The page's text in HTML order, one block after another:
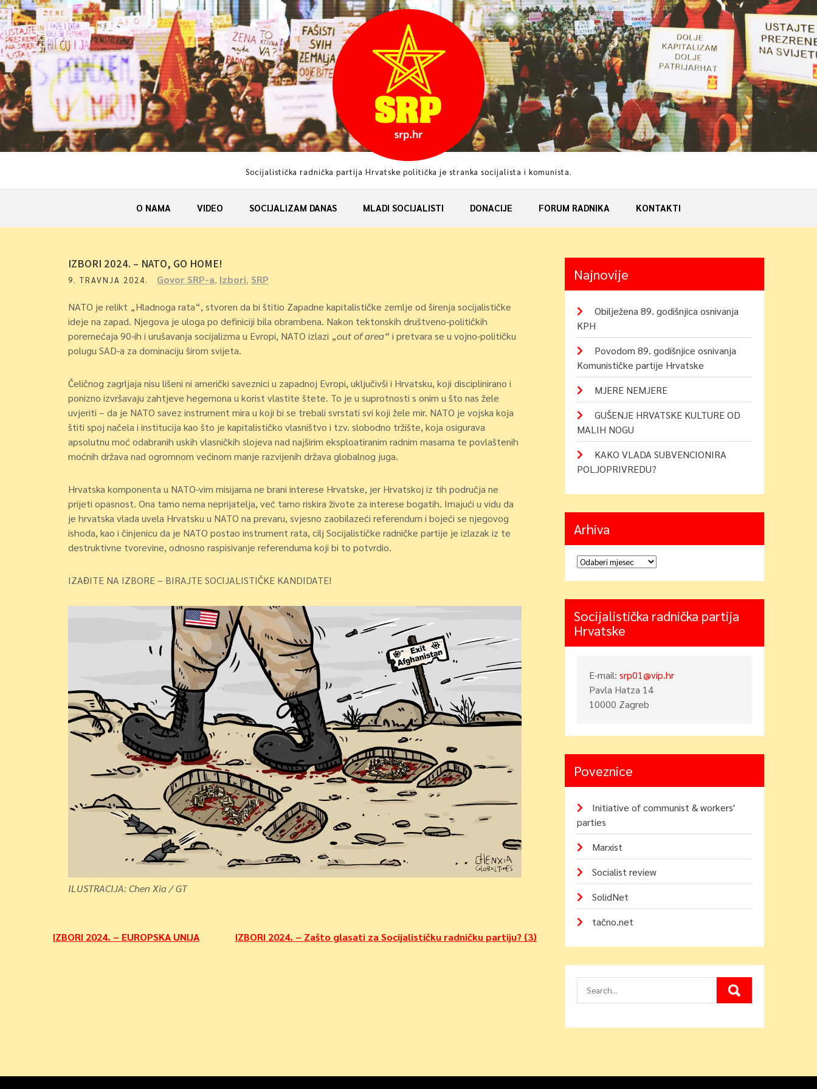
Skip
to
content
Socijalistička radnička partija Hrvatske politička je stranka socijalista i komunista.
O NAMA VIDEO SOCIJALIZAM DANAS MLADI SOCIJALISTI DONACIJE FORUM RADNIKA KONTAKTI
IZBORI 2024. – NATO, GO HOME!
9. TRAVNJA 2024. Govor SRP-a, Izbori, SRP
NATO je relikt „Hladnoga rata“, stvoren da bi štitio Zapadne kapitalističke zemlje od širenja socijalističke
ideje na zapad. Njegova je uloga po definiciji bila obrambena. Nakon tektonskih društveno-političkih
poremećaja 90-ih i urušavanja socijalizma u Evropi, NATO izlazi „out of area“ i pretvara se u vojno-političku
polugu SAD-a za dominaciju širom svijeta.
Čeličnog zagrljaja nisu lišeni ni američki saveznici u zapadnoj Evropi, uključivši i Hrvatsku, koji disciplinirano i
ponizno izvršavaju zahtjeve hegemona u korist vlastite štete. To je u suprotnosti s onim u što nas žele
uvjeriti – da je NATO savez instrument mira u koji bi se trebali svrstati svi koji žele mir. NATO je vojska koja
štiti spoj načela i institucija kao što je kapitalističko vlasništvo i tzv. slobodno tržište, koja osigurava
apsolutnu moć odabranih uskih vlasničkih slojeva nad najširim eksploatiranim radnim masama te povlaštenih
moćnih država nad ogromnom većinom manje razvijenih država globalnog juga.
Hrvatska komponenta u NATO-vim misijama ne brani interese Hrvatske, jer Hrvatskoj iz tih područja ne
prijeti opasnost. Ona tamo nema neprijatelja, već tamo riskira živote za interese bogatih. Imajući u vidu da
je hrvatska vlada uvela Hrvatsku u NATO na prevaru, svjesno zaobilazeći referendum i bojeći se njegovog
ishoda, kao i činjenicu da je NATO postao instrument rata, cilj Socijalističke radničke partije je izlazak iz te
destruktivne tvorevine, odnosno raspisivanje referenduma koji bi to potvrdio.
IZAĐITE NA IZBORE – BIRAJTE SOCIJALISTIČKE KANDIDATE!
ILUSTRACIJA: Chen Xia / GT
Navigacija
IZBORI 2024. – EUROPSKA UNIJA IZBORI 2024. – Zašto glasati za Socijalističku radničku partiju? (3)
Najnovije
Obilježena 89. godišnjica osnivanja
KPH
Povodom 89. godišnjice osnivanja
Komunističke partije Hrvatske
MJERE NEMJERE
GUŠENJE HRVATSKE KULTURE OD
MALIH NOGU
KAKO VLADA SUBVENCIONIRA
POLJOPRIVREDU?
Arhiva
Arhiva
Socijalistička radnička partija
Hrvatske
E-mail:srp01@vip.hr
Pavla Hatza 14
10000 Zagreb
Poveznice
Initiative of communist & workers'
parties
Marxist
Socialist review
SolidNet
tačno.net